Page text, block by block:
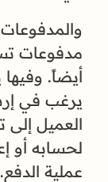
أيضاً. وفيها
يرغب في
العميل إلى
لحسابه أو
عملية